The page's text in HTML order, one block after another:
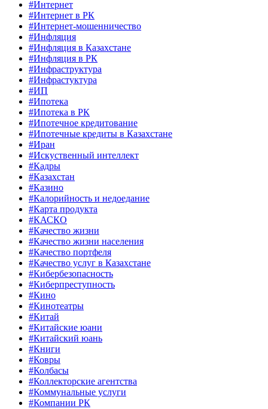
#Интернет
#Интернет в РК
#Интернет-мошенничество
#Инфляция
#Инфляция в Казахстане
#Инфляция в РК
#Инфраструктура
#Инфрастуктура
#ИП
#Ипотека
#Ипотека в РК
#Ипотечное кредитование
#Ипотечные кредиты в Казахстане
#Иран
#Искуственный интеллект
#Кадры
#Казахстан
#Казино
#Калорийность и недоедание
#Карта продукта
#КАСКО
#Качество жизни
#Качество жизни населения
#Качество портфеля
#Качество услуг в Казахстане
#Кибербезопасность
#Киберпреступность
#Кино
#Кинотеатры
#Китай
#Китайские юани
#Китайский юань
#Книги
#Ковры
#Колбасы
#Коллекторские агентства
#Коммунальные услуги
#Компании РК